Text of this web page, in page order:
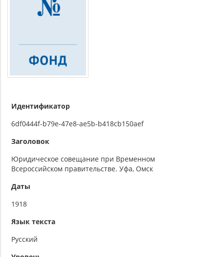
Идентификатор
6df0444f-b79e-47e8-ae5b-b418cb150aef
Заголовок
Юридическое совещание при Временном
Всероссийском правительстве. Уфа, Омск
Даты
1918
Язык текста
Русский